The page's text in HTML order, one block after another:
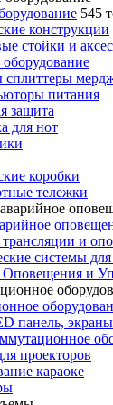
545
конструкции
стойки и
оборудование
сплиттеры
питания
защита
для нот
коробки
тележки
и
системы
и
панель, экраны
проекторов
караоке